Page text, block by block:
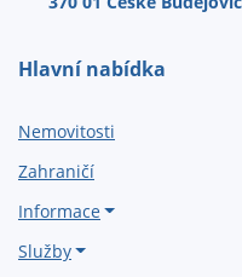
Hlavní nabídka
Nemovitosti
Zahraničí
Informace
Služby